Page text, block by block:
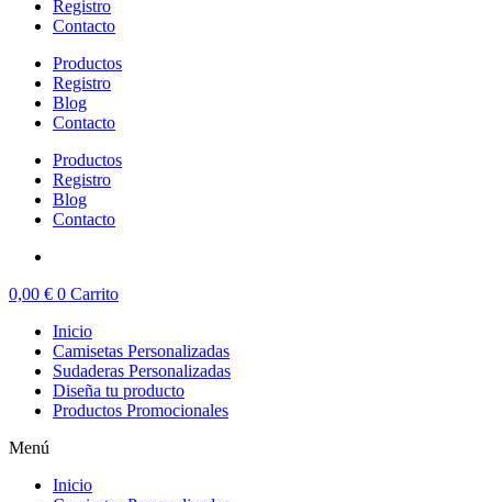
Registro
Contacto
Productos
Registro
Blog
Contacto
Productos
Registro
Blog
Contacto
0,00 € 0 Carrito
Inicio
Camisetas Personalizadas
Sudaderas Personalizadas
Diseña tu producto
Productos Promocionales
Menú
Inicio